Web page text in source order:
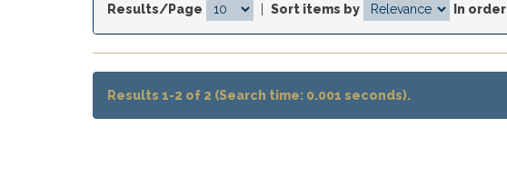
Results/Page Sort items by In order
Results 1-2 of 2 (Search time: 0.001 seconds).